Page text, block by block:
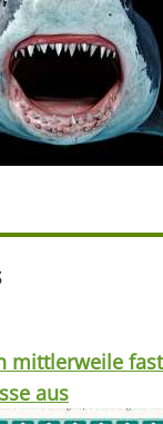
mittlerweile
aus